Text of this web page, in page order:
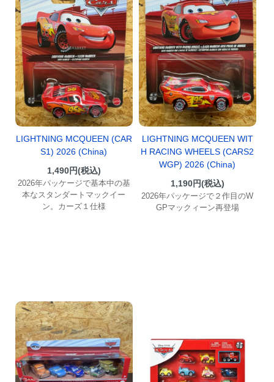
LIGHTNING MCQUEEN (CAR
S1) 2026 (China)
1,490円(税込)
2026年パッケージで基本中の基
本なスタンダートマックイー
ン。カーズ１仕様
LIGHTNING MCQUEEN WIT
H RACING WHEELS (CARS2
WGP) 2026 (China)
1,190円(税込)
2026年パッケージで２作目のW
GPマックィーン再登場